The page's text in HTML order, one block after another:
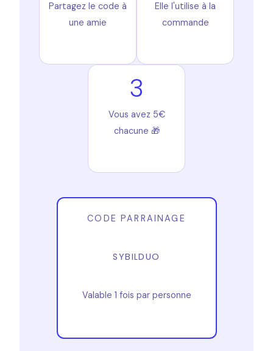
Partagez le code à
une amie
Elle l'utilise à la
commande
3
Vous avez 5€
chacune 🎁
CODE PARRAINAGE
SYBILDUO
Valable 1 fois par personne